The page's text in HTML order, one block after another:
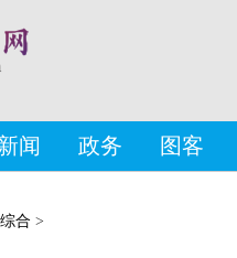
闻 政务 图客
合 >